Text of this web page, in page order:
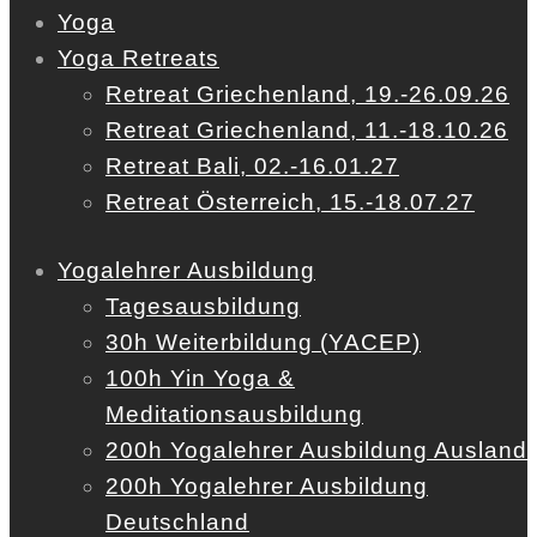
Yoga
Yoga Retreats
Retreat Griechenland, 19.-26.09.26
Retreat Griechenland, 11.-18.10.26
Retreat Bali, 02.-16.01.27
Retreat Österreich, 15.-18.07.27
Yogalehrer Ausbildung
Tagesausbildung
30h Weiterbildung (YACEP)
100h Yin Yoga &
Meditationsausbildung
200h Yogalehrer Ausbildung Ausland
200h Yogalehrer Ausbildung
Deutschland